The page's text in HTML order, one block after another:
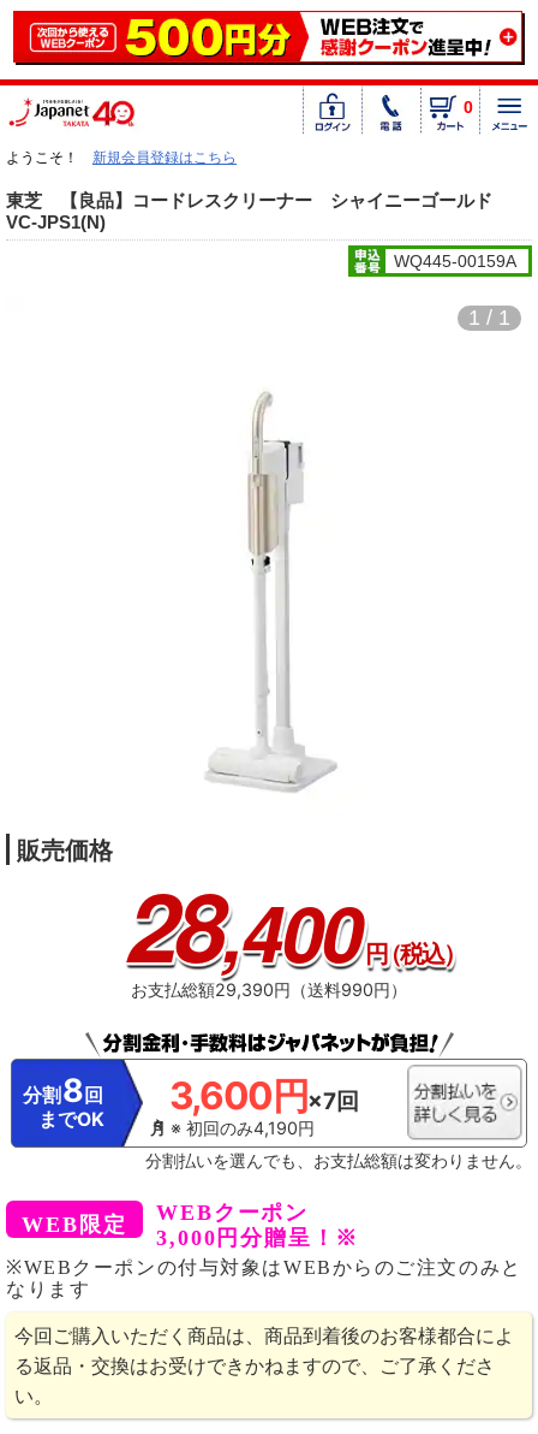
0
ようこそ！ 新規会員登録はこちら
東芝 【良品】コードレスクリーナー シャイニーゴールド
VC-JPS1(N)
WQ445-00159A
1 / 1
販売価格
28,400円（税込）
お支払総額29,390円（送料990円）
分割 8 回
までOK
3,600円×7回
※ 初回のみ4,190円
分割払いを選んでも、お支払総額は変わりません。
WEBクーポン
3,000円分贈呈！※
※WEBクーポンの付与対象はWEBからのご注文のみと
なります
今回ご購入いただく商品は、商品到着後のお客様都合によ
る返品・交換はお受けできかねますので、ご了承くださ
い。